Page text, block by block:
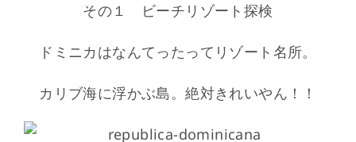
その１ ビーチリゾート探検
ドミニカはなんてったってリゾート名所。
カリブ海に浮かぶ島。絶対きれいやん！！